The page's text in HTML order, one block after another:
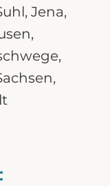
, Jena,
,
,
,